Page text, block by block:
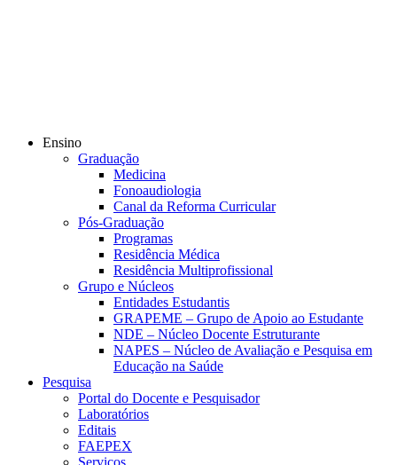
Ensino
Graduação
Medicina
Fonoaudiologia
Canal da Reforma Curricular
Pós-Graduação
Programas
Residência Médica
Residência Multiprofissional
Grupo e Núcleos
Entidades Estudantis
GRAPEME – Grupo de Apoio ao Estudante
NDE – Núcleo Docente Estruturante
NAPES – Núcleo de Avaliação e Pesquisa em
Educação na Saúde
Pesquisa
Portal do Docente e Pesquisador
Laboratórios
Editais
FAEPEX
Serviços